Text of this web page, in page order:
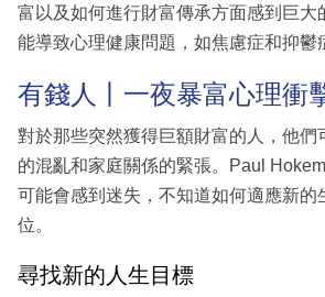
富以及如何進行財富傳承方面感到巨大
能導致心理健康問題，如焦慮症和抑鬱
有錢人丨一夜暴富心理衝
對於那些突然獲得巨額財富的人，他們
的混亂和家庭關係的緊張。Paul
可能會感到迷失，不知道如何適應新的
位。
尋找新的人生目標